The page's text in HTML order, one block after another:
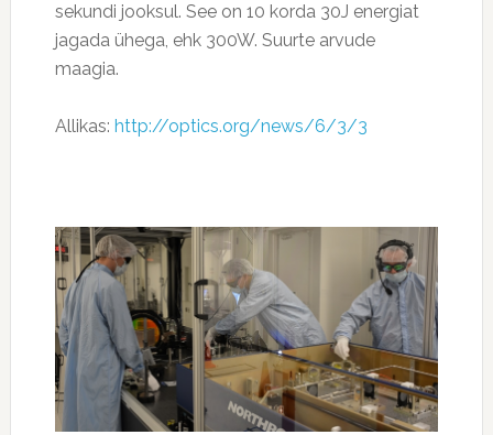
sekundi jooksul. See on 10 korda 30J energiat
jagada ühega, ehk 300W. Suurte arvude
maagia.
Allikas: http://optics.org/news/6/3/3